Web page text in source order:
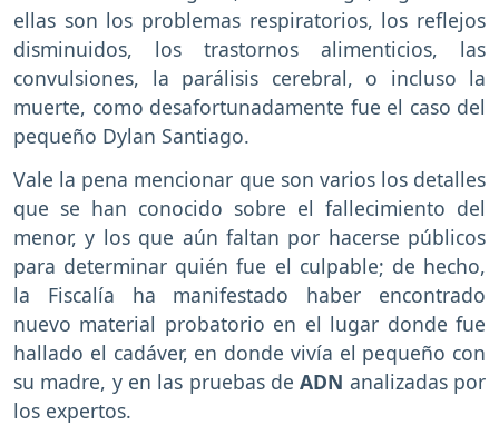
ellas son los problemas respiratorios, los reflejos
disminuidos, los trastornos alimenticios, las
convulsiones, la parálisis cerebral, o incluso la
muerte, como desafortunadamente fue el caso del
pequeño Dylan Santiago.
Vale la pena mencionar que son varios los detalles
que se han conocido sobre el fallecimiento del
menor, y los que aún faltan por hacerse públicos
para determinar quién fue el culpable; de hecho,
la Fiscalía ha manifestado haber encontrado
nuevo material probatorio en el lugar donde fue
hallado el cadáver, en donde vivía el pequeño con
su madre, y en las pruebas de ADN analizadas por
los expertos.